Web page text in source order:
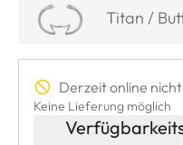
Titan /
Derzeit online
Keine Lieferung möglich